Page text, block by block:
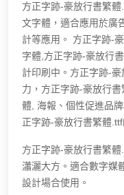
方正字跡-豪放行書繁
文字體，適合應用於廣
計等應用。 方正字跡-
字體,方正字跡-豪放行
計印刷中。方正字跡-
力，方正字跡-豪放行
體, 海報、個性促進品
正字跡-豪放行書繁體
方正字跡-豪放行書繁
瀟灑大方。適合數字媒
設計場合使用。